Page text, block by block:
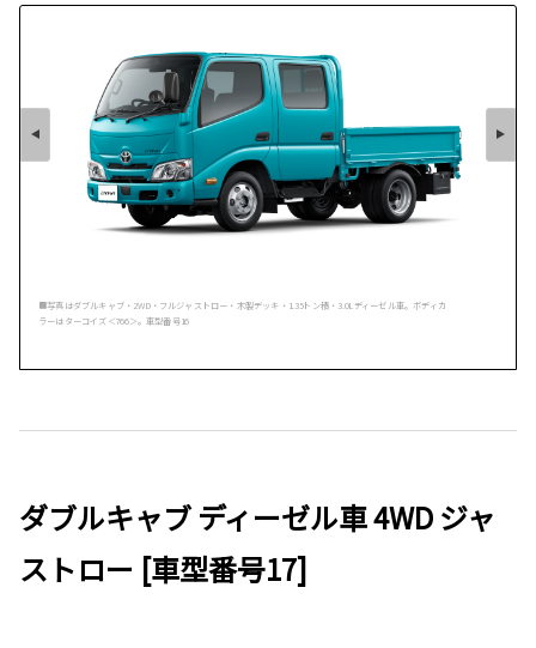
■写真はダブルキャブ・2WD・フルジャストロー・木製デッキ・1.35トン積・3.0Lディーゼル車。ボディカ
ラーはターコイズ＜766＞。車型番号16
ダブルキャブ ディーゼル車 4WD ジャ
ストロー [車型番号17]